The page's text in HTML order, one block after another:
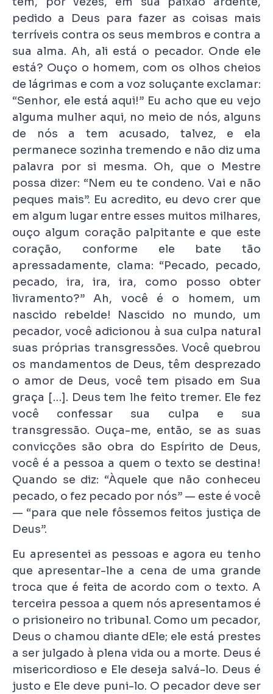
pedido a Deus para fazer as coisas mais
terríveis contra os seus membros e contra a
sua alma. Ah, ali está o pecador. Onde ele
está? Ouço o homem, com os olhos cheios
de lágrimas e com a voz soluçante exclamar:
“Senhor, ele está aqui!” Eu acho que eu vejo
alguma mulher aqui, no meio de nós, alguns
de nós a tem acusado, talvez, e ela
permanece sozinha tremendo e não diz uma
palavra por si mesma. Oh, que o Mestre
possa dizer: “Nem eu te condeno. Vai e não
peques mais”. Eu acredito, eu devo crer que
em algum lugar entre esses muitos milhares,
ouço algum coração palpitante e que este
coração, conforme ele bate tão
apressadamente, clama: “Pecado, pecado,
pecado, ira, ira, ira, como posso obter
livramento?” Ah, você é o homem, um
nascido rebelde! Nascido no mundo, um
pecador, você adicionou à sua culpa natural
suas próprias transgressões. Você quebrou
os mandamentos de Deus, têm desprezado
o amor de Deus, você tem pisado em Sua
graça […]. Deus tem lhe feito tremer. Ele fez
você confessar sua culpa e sua
transgressão. Ouça-me, então, se as suas
convicções são obra do Espírito de Deus,
você é a pessoa a quem o texto se destina!
Quando se diz: “Àquele que não conheceu
pecado, o fez pecado por nós” — este é você
— “para que nele fôssemos feitos justiça de
Deus”.
Eu apresentei as pessoas e agora eu tenho
que apresentar-lhe a cena de uma grande
troca que é feita de acordo com o texto. A
terceira pessoa a quem nós apresentamos é
o prisioneiro no tribunal. Como um pecador,
Deus o chamou diante dEle; ele está prestes
a ser julgado à plena vida ou a morte. Deus é
misericordioso e Ele deseja salvá-lo. Deus é
justo e Ele deve puni-lo. O pecador deve ser